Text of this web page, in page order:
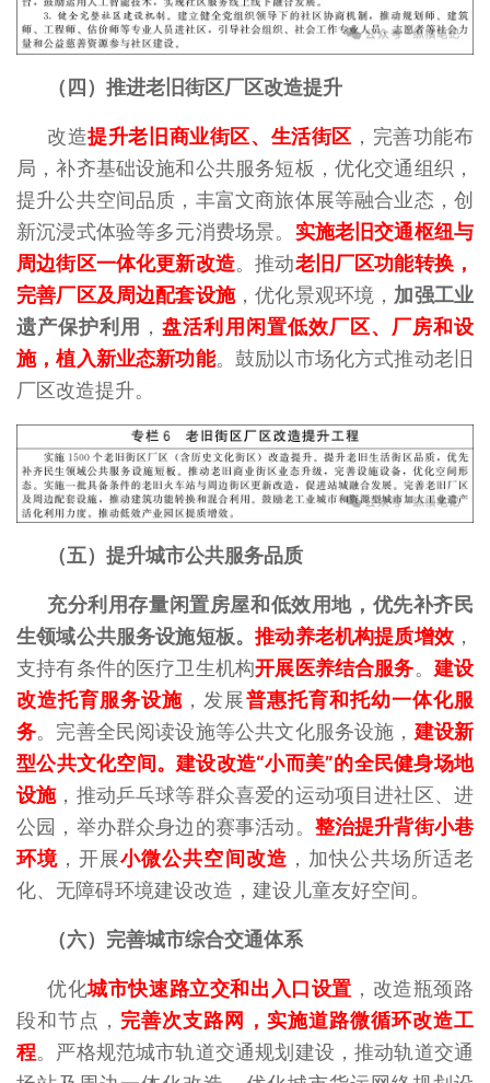
（四）推进老旧街区厂区改造提升
改造提升老旧商业街区、生活街区 ，完善功能布
局，补齐基础设施和公共服务短板，优化交通组织，
提升公共空间品质，丰富文商旅体展等融合业态，创
新沉浸式体验等多元消费场景。 实施老旧交通枢纽与
周边街区一体化更新改造。推动老旧厂区功能转换，
完善厂区及周边配套设施，优化景观环境， 加强工业
遗产保护利用 ，盘活利用闲置低效厂区、厂房和设
施，植入新业态新功能。鼓励以市场化方式推动老旧
厂区改造提升。
（五）提升城市公共服务品质
充分利用存量闲置房屋和低效用地，优先补齐民
生领域公共服务设施短板。推动养老机构提质增效 ，
支持有条件的医疗卫生机构开展医养结合服务。 建设
改造托育服务设施 ，发展普惠托育和托幼一体化服
务。完善全民阅读设施等公共文化服务设施， 建设新
型公共文化空间。建设改造“小而美”的全民健身场地
设施，推动乒乓球等群众喜爱的运动项目进社区、进
公园，举办群众身边的赛事活动。 整治提升背街小巷
环境 ，开展小微公共空间改造 ，加快公共场所适老
化、无障碍环境建设改造，建设儿童友好空间。
（六）完善城市综合交通体系
优化城市快速路立交和出入口设置 ，改造瓶颈路
段和节点， 完善次支路网，实施道路微循环改造工
程。严格规范城市轨道交通规划建设，推动轨道交通